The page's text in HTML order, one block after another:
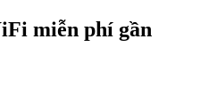
miễn phí gần